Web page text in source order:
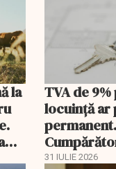
la
TVA de
locuință ar
permanent.
economisi
31 IULIE 2026